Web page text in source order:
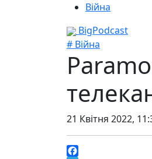
Війна
BigPodcast
# Війна
21 Квітня 2022,